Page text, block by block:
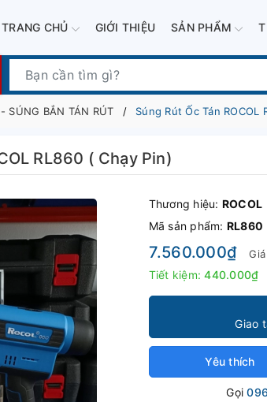
TRANG CHỦ GIỚI THIỆU SẢN PHẨM
SÚNG BẮN TÁN RÚT Súng Rút Ốc Tán ROCOL
RL860 ( Chạy Pin)
Thương hiệu: ROCOL
Mã sản phẩm: RL860
7.560.000₫
Tiết kiệm:440.000₫
Giao
Yêu thích
Gọi